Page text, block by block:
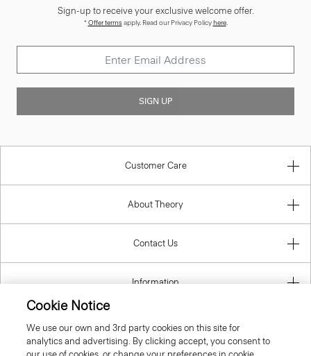
Sign-up to receive your exclusive welcome offer.
*Offer termsapply. Read our Privacy Policyhere.
SIGN UP
Customer Care
About Theory
Contact Us
Information
Sweden
Cookie Notice
We use our own and 3rd party cookies on this site for
analytics and advertising. By clicking accept, you consent to